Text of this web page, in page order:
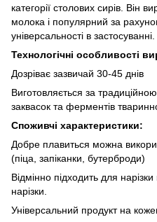
категорії столових сирів. Він
молока і популярний за
універсальності в застосуванні.
Технологічні особливості
Дозріває зазвичай 30-45 днів
Виготовляється за
заквасок та ферментів
Споживчі характеристики:
Добре плавиться можна
(піца, запіканки, бутерброди)
Відмінно підходить для
нарізки.
Універсальний продукт на